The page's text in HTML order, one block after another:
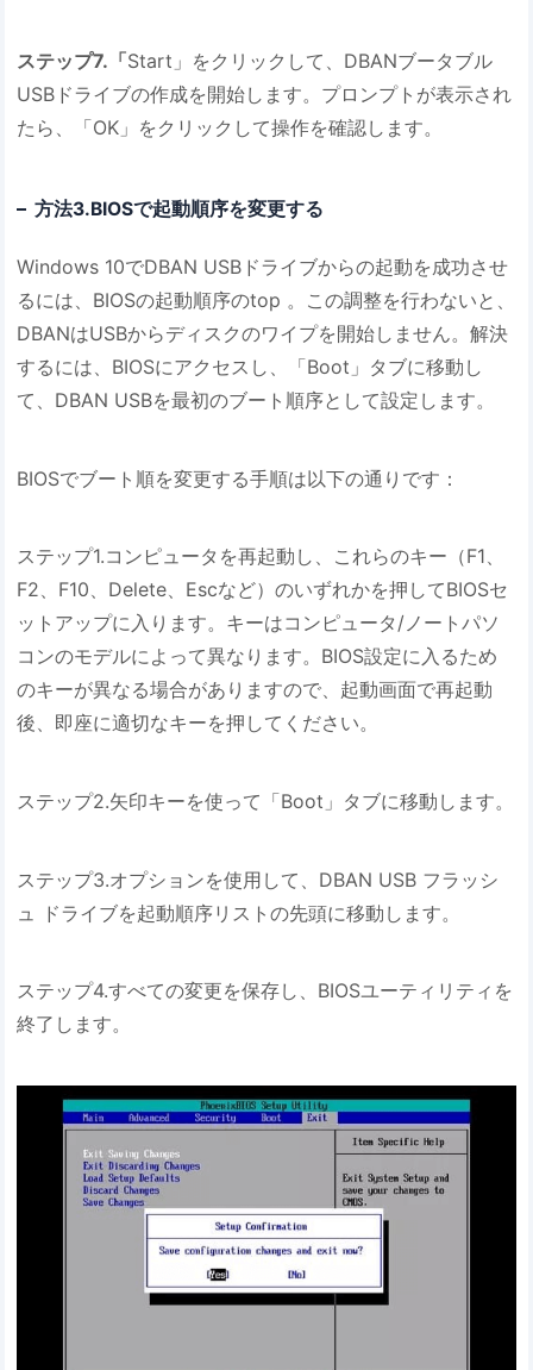
ステップ7.「Start」をクリックして、DBANブータブル
USBドライブの作成を開始します。プロンプトが表示され
たら、「OK」をクリックして操作を確認します。
方法3.BIOSで起動順序を変更する
Windows 10でDBAN USBドライブからの起動を成功させ
るには、BIOSの起動順序のtop 。この調整を行わないと、
DBANはUSBからディスクのワイプを開始しません。解決
するには、BIOSにアクセスし、「Boot」タブに移動し
て、DBAN USBを最初のブート順序として設定します。
BIOSでブート順を変更する手順は以下の通りです：
ステップ1.コンピュータを再起動し、これらのキー（F1、
F2、F10、Delete、Escなど）のいずれかを押してBIOSセ
ットアップに入ります。キーはコンピュータ/ノートパソ
コンのモデルによって異なります。BIOS設定に入るため
のキーが異なる場合がありますので、起動画面で再起動
後、即座に適切なキーを押してください。
ステップ2.矢印キーを使って「Boot」タブに移動します。
ステップ3.オプションを使用して、DBAN USB フラッシ
ュ ドライブを起動順序リストの先頭に移動します。
ステップ4.すべての変更を保存し、BIOSユーティリティを
終了します。